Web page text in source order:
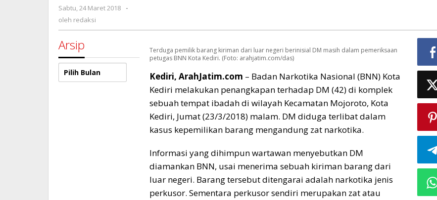
Sabtu, 24 Maret 2018
oleh
-
oleh redaksi
Arsip
Arsip
Terduga pemilik barang kiriman dari luar negeri berinisial DM masih dalam pemeriksaan
petugas BNN Kota Kediri. (Foto: arahjatim.com/das)
Kediri, ArahJatim.com – Badan Narkotika Nasional (BNN) Kota
Kediri melakukan penangkapan terhadap DM (42) di komplek
sebuah tempat ibadah di wilayah Kecamatan Mojoroto, Kota
Kediri, Jumat (23/3/2018) malam. DM diduga terlibat dalam
kasus kepemilikan barang mengandung zat narkotika.
Informasi yang dihimpun wartawan menyebutkan DM
diamankan BNN, usai menerima sebuah kiriman barang dari
luar negeri. Barang tersebut ditengarai adalah narkotika jenis
perkusor. Sementara perkusor sendiri merupakan zat atau